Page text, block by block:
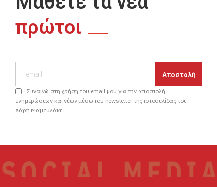
πρώτοι
Συναινώ στη χρήση του email μου για την αποστολή
ενημερώσεων και νέων μέσω του newsletter της ιστοσελίδας του
Χάρη Μαμουλάκη.